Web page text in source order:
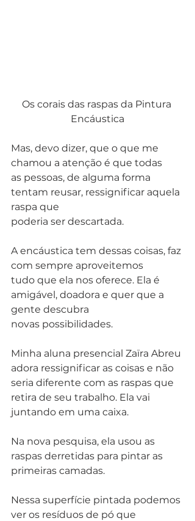
Os corais das raspas da Pintura
Encáustica
Mas, devo dizer, que o que me
chamou a atenção é que todas
as pessoas, de alguma forma
tentam reusar, ressignificar aquela
raspa que
poderia ser descartada.
A encáustica tem dessas coisas, faz
com sempre aproveitemos
tudo que ela nos oferece. Ela é
amigável, doadora e quer que a
gente descubra
novas possibilidades.
Minha aluna presencial Zaïra Abreu
adora ressignificar as coisas e não
seria diferente com as raspas que
retira de seu trabalho. Ela vai
juntando em uma caixa.
Na nova pesquisa, ela usou as
raspas derretidas para pintar as
primeiras camadas.
Nessa superfície pintada podemos
ver os resíduos de pó que